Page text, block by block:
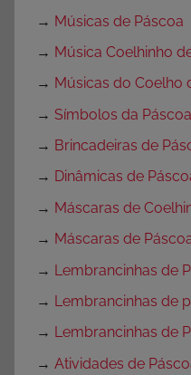
→ Músicas de Páscoa
→ Música Coelhinho
→ Músicas do Coelho
→ Símbolos da Páscoa
→ Brincadeiras de
→ Dinâmicas de
→ Máscaras de
→ Máscaras de
→ Lembrancinhas de
→ Lembrancinhas de
→ Lembrancinhas de
→ Atividades de